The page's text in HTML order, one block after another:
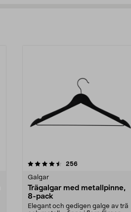
256recensioner
Galgar
Trägalgar med metallpinne,
8-pack
Elegant och gedigen galge av trä
4.0av 5 stjärnor